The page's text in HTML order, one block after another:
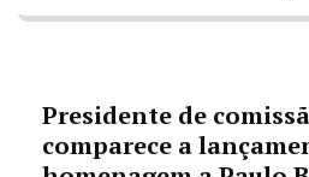
Presidente de
comparece a